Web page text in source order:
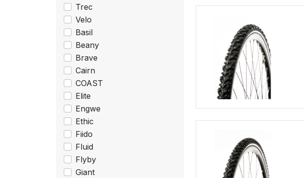
Trec
Velo
Basil
Beany
Brave
Cairn
COAST
Elite
Engwe
Ethic
Fiido
Fluid
Flyby
Giant